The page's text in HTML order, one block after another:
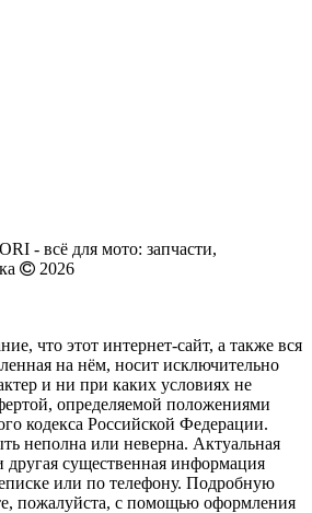
- всё для мото: запчасти,
2026
что этот интернет-сайт, а также вся
на нём, носит исключительно
и ни при каких условиях не
определяемой положениями
кодекса Российской Федерации.
неполна или неверна. Актуальная
другая существенная информация
или по телефону. Подробную
пожалуйста, с помощью оформления